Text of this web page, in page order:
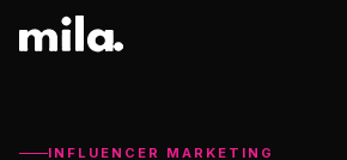
INFLUENCER MARKETING